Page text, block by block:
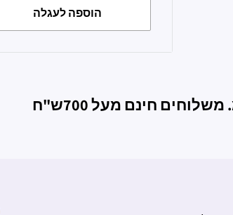
הוספה לעגלה
חינם מעל 700ש"ח